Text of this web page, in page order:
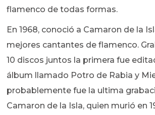
flamenco de todas formas.
En 1968, conoció a Camaron de la
mejores cantantes de flamenco.
10 discos juntos la primera fue
álbum llamado Potro de Rabia y
probablemente fue la ultima
Camaron de la Isla, quien murió en